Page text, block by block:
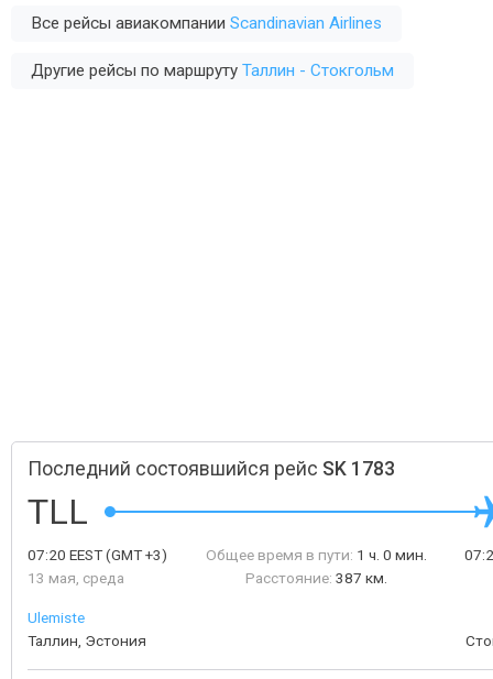
Все рейсы авиакомпании Scandinavian Airlines
Другие рейсы по маршруту Таллин - Стокгольм
Последний состоявшийся рейс SK 1783
TLL
07:20 EEST(GMT +3)
13 мая, среда
Общее время в пути: 1 ч. 0 мин.
Расстояние: 387 км.
Ulemiste
Таллин, Эстония